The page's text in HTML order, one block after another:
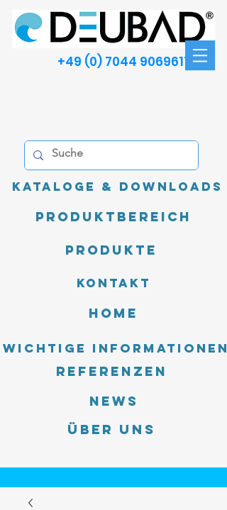
+49 (0) 7044 9069611
Kataloge & Downloads
Produktbereich
Produkte
Kontakt
Home
Wichtige Informationen
Referenzen
News
Über uns